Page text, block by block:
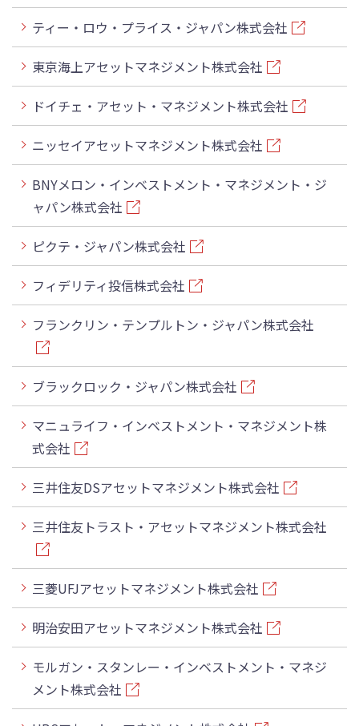
ティー・ロウ・プライス・ジャパン株式会社
東京海上アセットマネジメント株式会社
ドイチェ・アセット・マネジメント株式会社
ニッセイアセットマネジメント株式会社
BNYメロン・インベストメント・マネジメント・ジ
ャパン株式会社
ピクテ・ジャパン株式会社
フィデリティ投信株式会社
フランクリン・テンプルトン・ジャパン株式会社
ブラックロック・ジャパン株式会社
マニュライフ・インベストメント・マネジメント株
式会社
三井住友DSアセットマネジメント株式会社
三井住友トラスト・アセットマネジメント株式会社
三菱UFJアセットマネジメント株式会社
明治安田アセットマネジメント株式会社
モルガン・スタンレー・インベストメント・マネジ
メント株式会社